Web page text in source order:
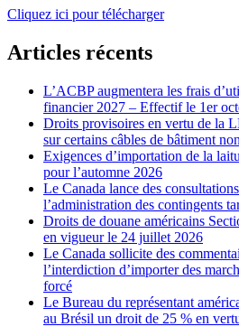
Cliquez ici pour télécharger
Articles récents
L’ACBP augmentera les frais
financier 2027 – Effectif le 1er
Droits provisoires en vertu de la
sur certains câbles de bâtiment
Exigences d’importation de la
pour l’automne 2026
Le Canada lance des
l’administration des contingents
Droits de douane américains
en vigueur le 24 juillet 2026
Le Canada sollicite des
l’interdiction d’importer des
forcé
Le Bureau du représentant
au Brésil un droit de 25 % en